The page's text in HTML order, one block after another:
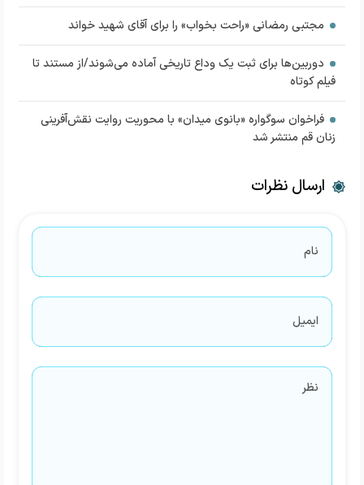
مجتبی رمضانی «راحت بخواب» را برای آقای شهید خواند
دوربین‌ها برای ثبت یک وداع تاریخی آماده می‌شوند/از مستند تا
فیلم کوتاه
فراخوان سوگواره «بانوی میدان» با محوریت روایت نقش‌آفرینی
زنان قم منتشر شد
ارسال نظرات